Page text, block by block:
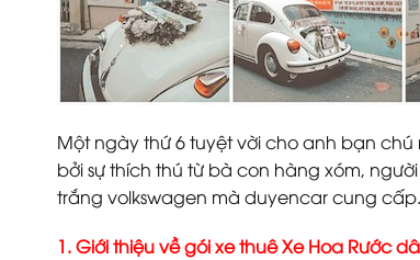
Một ngày thứ 6 tuyệt vời cho anh bạn
bởi sự thích thú từ bà con hàng xóm,
trắng volkswagen mà duyencar cung cấp.
1. Giới thiệu về gói xe thuê Xe Hoa Rước